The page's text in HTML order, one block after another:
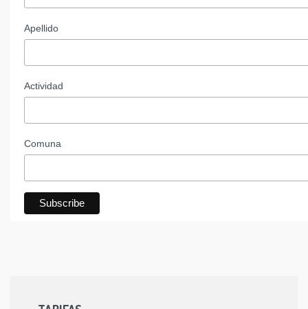
Apellido
Actividad
Comuna